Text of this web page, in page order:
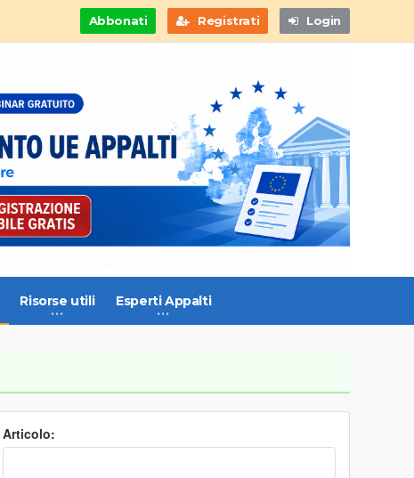
Abbonati Registrati Login
Risorse utili Esperti Appalti
Articolo: